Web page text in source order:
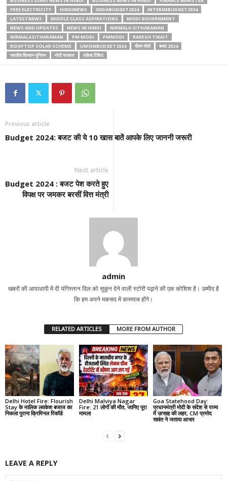
FREE ELECTRICITY
HINDINEWS INDIABUDGET2024
INTERIMBUDGET2024
LATESTNEWS
MIDDLE CLASS ASPIRATIONS
MODI GOVERNMENT
NEWS AND UPDATES
NEWS IN HINDI
NIRMALA SITHARAMAN
NIRMALASITHARAMAN
PM MODI PMMODI
RAKESH TIKAIT
ROOFTOP SOLAR SCHEME
UNIONBUDGET2024 पीएम मोदी
बजट 2024
भारतीय किसान यूनियन
मोदी सरकार राकेश टिकैट
Previous article
Budget 2024: बजट की ये 10 खास बातें आपके लिए जाननी जरूरी
Next article
Budget 2024 : बजट पेश करते हुए
विपक्ष पर जमकर बरसीं वित्त मंत्री
admin
खबरों की आपाधापी में दी यंगिस्तान दिल को सुकून देने वाली स्टोरी पढ़ाने की एक कोशिश है। उम्मीद है
कि हम अपने मकसद में कामयाब होंगे।
RELATED ARTICLES MORE FROM AUTHOR
Delhi Hotel Fire: Flourish
Stay के मालिक लवकेश बजाज का
निकला पुराना क्रिमिनल रिकॉर्ड
Delhi Malviya Nagar
Fire: 21 लोगों की मौत, जानिए पूरा
मामला
Goa Statehood Day:
प्रधानमंत्री मोदी के संदेश से राज्य
में उत्साह की लहर, CM प्रमोद
सावंत ने जताया आभार
LEAVE A REPLY